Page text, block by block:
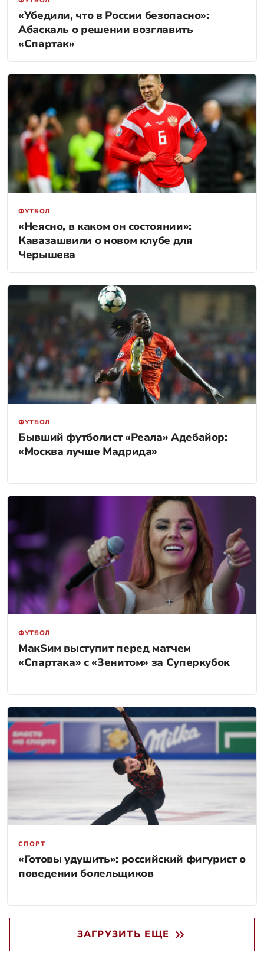
«Убедили, что в России безопасно»:
Абаскаль о решении возглавить
«Спартак»
ФУТБОЛ
«Неясно, в каком он состоянии»:
Кавазашвили о новом клубе для
Черышева
ФУТБОЛ
Бывший футболист «Реала» Адебайор:
«Москва лучше Мадрида»
ФУТБОЛ
МакSим выступит перед матчем
«Спартака» с «Зенитом» за Суперкубок
СПОРТ
«Готовы удушить»: российский фигурист о
поведении болельщиков
ЗАГРУЗИТЬ ЕЩЕ